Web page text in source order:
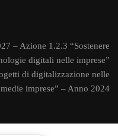
– Azione 1.2.3 “Sostenere
digitali nelle imprese”
di digitalizzazione nelle
imprese” – Anno 2024